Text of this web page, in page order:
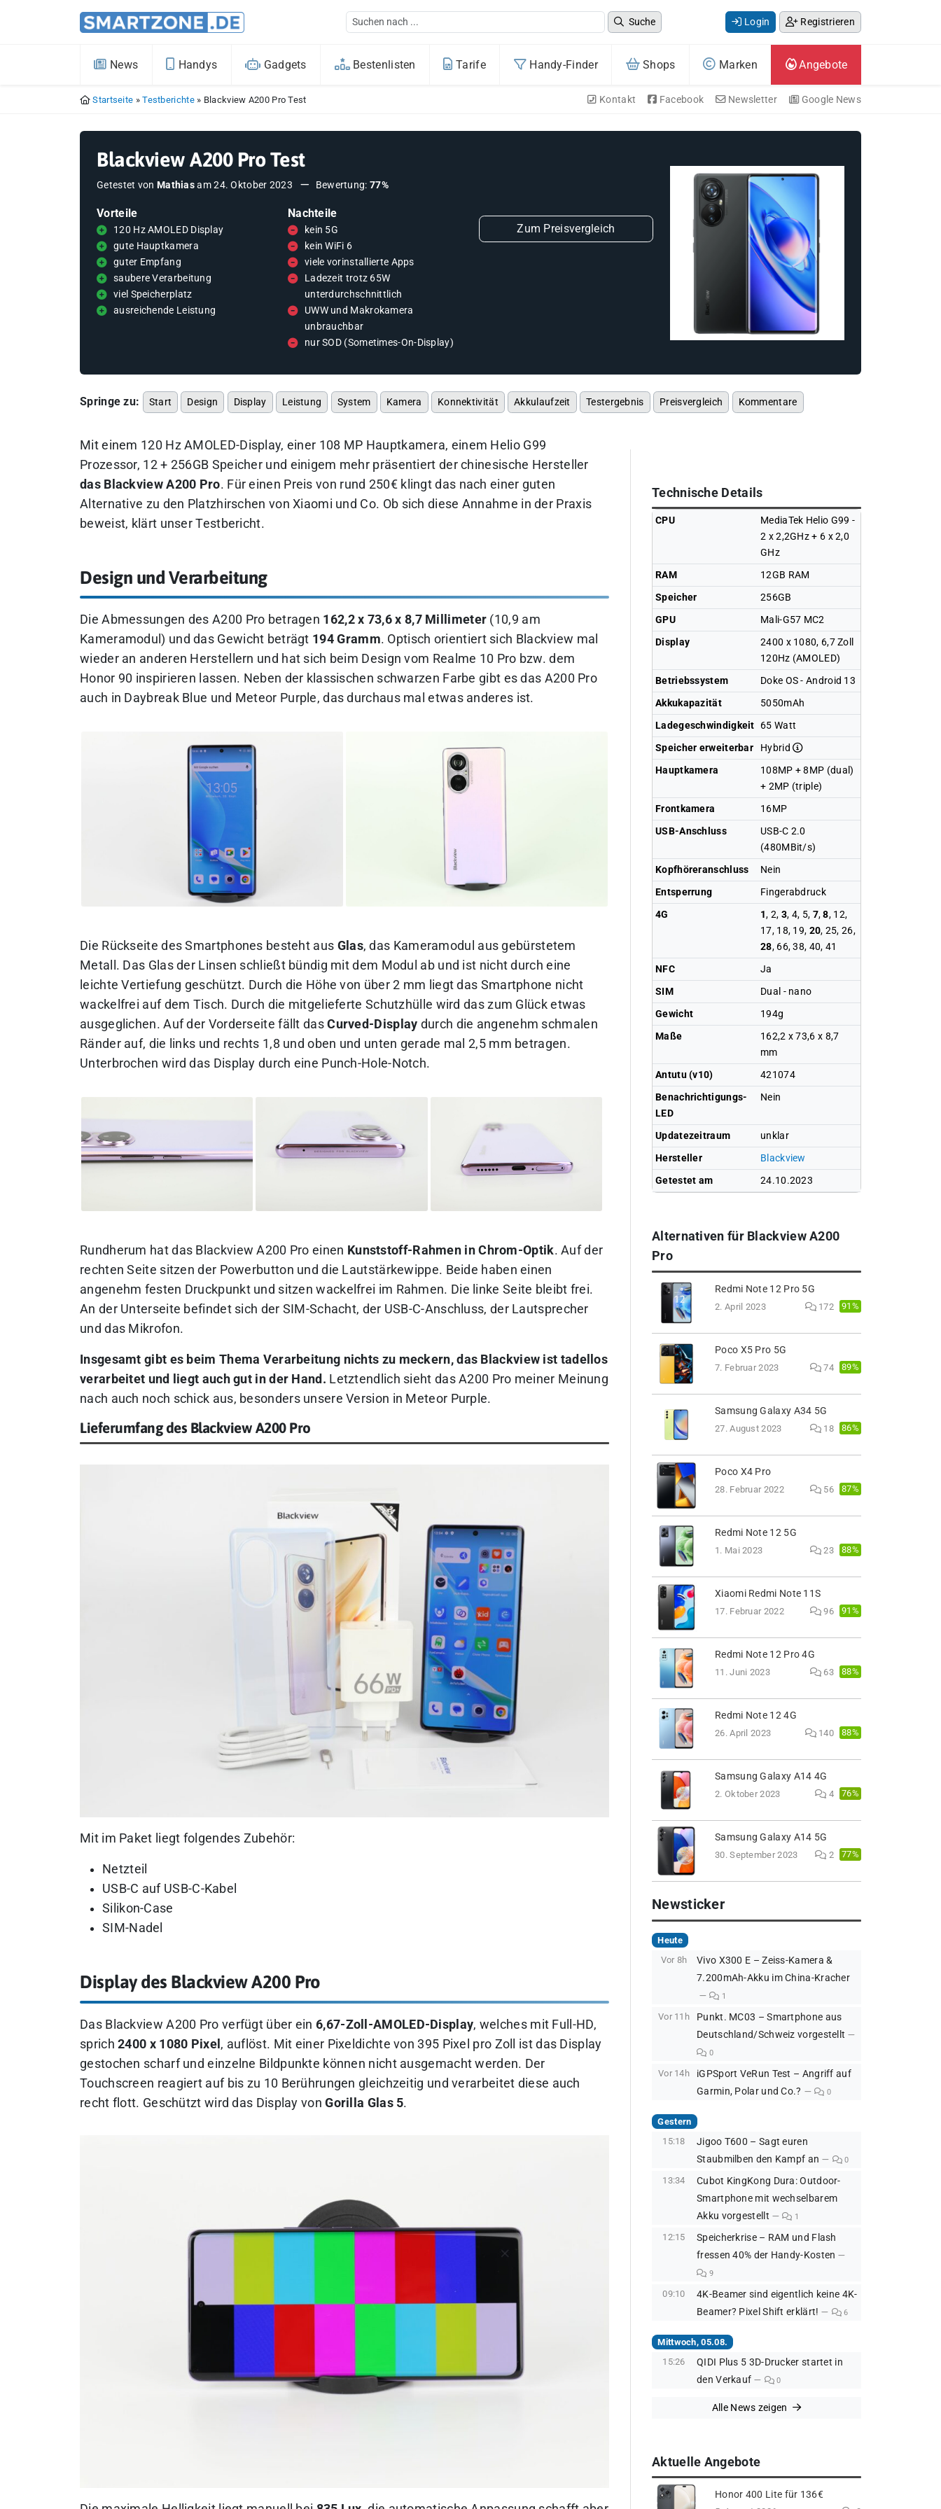
Suche Login Registrieren
News Handys Gadgets Bestenlisten Tarife Handy-Finder Shops Marken Angebote
Startseite »Testberichte» Blackview A200 Pro Test Kontakt Facebook Newsletter Google News
Blackview A200 Pro Test
Getestet von Mathiasam24. Oktober 2023 Bewertung: 77%
Vorteile
120 Hz AMOLED Display
gute Hauptkamera
guter Empfang
saubere Verarbeitung
viel Speicherplatz
ausreichende Leistung
Nachteile
kein 5G
kein WiFi 6
viele vorinstallierte Apps
Ladezeit trotz 65W
unterdurchschnittlich
UWW und Makrokamera
unbrauchbar
nur SOD (Sometimes-On-Display)
Zum Preisvergleich
Springe zu: Start Design Display Leistung System Kamera Konnektivität Akkulaufzeit Testergebnis Preisvergleich Kommentare
Mit einem 120 Hz AMOLED-Display, einer 108 MP Hauptkamera, einem Helio G99
Prozessor, 12 + 256GB Speicher und einigem mehr präsentiert der chinesische Hersteller
das Blackview A200 Pro. Für einen Preis von rund 250€ klingt das nach einer guten
Alternative zu den Platzhirschen von Xiaomi und Co. Ob sich diese Annahme in der Praxis
beweist, klärt unser Testbericht.
Design und Verarbeitung
Die Abmessungen des A200 Pro betragen 162,2 x 73,6 x 8,7 Millimeter (10,9 am
Kameramodul) und das Gewicht beträgt 194 Gramm. Optisch orientiert sich Blackview mal
wieder an anderen Herstellern und hat sich beim Design vom Realme 10 Pro bzw. dem
Honor 90 inspirieren lassen. Neben der klassischen schwarzen Farbe gibt es das A200 Pro
auch in Daybreak Blue und Meteor Purple, das durchaus mal etwas anderes ist.
Die Rückseite des Smartphones besteht aus Glas, das Kameramodul aus gebürstetem
Metall. Das Glas der Linsen schließt bündig mit dem Modul ab und ist nicht durch eine
leichte Vertiefung geschützt. Durch die Höhe von über 2 mm liegt das Smartphone nicht
wackelfrei auf dem Tisch. Durch die mitgelieferte Schutzhülle wird das zum Glück etwas
ausgeglichen. Auf der Vorderseite fällt dasCurved-Display durch die angenehm schmalen
Ränder auf, die links und rechts 1,8 und oben und unten gerade mal 2,5 mm betragen.
Unterbrochen wird das Display durch eine Punch-Hole-Notch.
Rundherum hat das Blackview A200 Pro einen Kunststoff-Rahmen in Chrom-Optik. Auf der
rechten Seite sitzen der Powerbutton und die Lautstärkewippe. Beide haben einen
angenehm festen Druckpunkt und sitzen wackelfrei im Rahmen. Die linke Seite bleibt frei.
An der Unterseite befindet sich der SIM-Schacht, der USB-C-Anschluss, der Lautsprecher
und das Mikrofon.
Insgesamt gibt es beim Thema Verarbeitung nichts zu meckern, das Blackview ist tadellos
verarbeitet und liegt auch gut in der Hand. Letztendlich sieht das A200 Pro meiner Meinung
nach auch noch schick aus, besonders unsere Version in Meteor Purple.
Lieferumfang des Blackview A200 Pro
Mit im Paket liegt folgendes Zubehör:
Netzteil
USB-C auf USB-C-Kabel
Silikon-Case
SIM-Nadel
Display des Blackview A200 Pro
Das Blackview A200 Pro verfügt über ein 6,67-Zoll-AMOLED-Display, welches mit Full-HD,
sprich2400 x 1080 Pixel , auflöst. Mit einer Pixeldichte von 395 Pixel pro Zoll ist das Display
gestochen scharf und einzelne Bildpunkte können nicht ausgemacht werden. Der
Touchscreen reagiert auf bis zu 10 Berührungen gleichzeitig und verarbeitet diese auch
recht flott. Geschützt wird das Display vonGorilla Glas 5.
Technische Details
CPU
MediaTek Helio G99 -
2 x 2,2GHz + 6 x 2,0
GHz
RAM
12GB RAM
Speicher
256GB
GPU
Mali-G57 MC2
Display
2400 x 1080, 6,7 Zoll
120Hz (AMOLED)
Betriebssystem
Doke OS - Android 13
Akkukapazität
5050mAh
Ladegeschwindigkeit 65 Watt
Speicher erweiterbar
Hybrid
Hauptkamera
108MP + 8MP (dual)
+ 2MP (triple)
Frontkamera
16MP
USB-Anschluss
USB-C 2.0
(480MBit/s)
Kopfhöreranschluss
Nein
Entsperrung
Fingerabdruck
4G
1, 2, 3, 4, 5, 7,8, 12,
17, 18, 19, 20, 25, 26,
28, 66, 38, 40, 41
NFC
Ja
SIM
Dual - nano
Gewicht
194g
Maße
162,2 x 73,6 x 8,7
mm
Antutu (v10)
421074
Benachrichtigungs-
LED
Nein
Updatezeitraum
unklar
Hersteller
Blackview
Getestet am
24.10.2023
Alternativen für Blackview A200
Pro
Redmi Note 12 Pro 5G
2. April 2023 172 91%
Poco X5 Pro 5G
7. Februar 2023 74 89%
Samsung Galaxy A34 5G
27. August 2023 18 86%
Poco X4 Pro
28. Februar 2022 56 87%
Redmi Note 12 5G
1. Mai 2023 23 88%
Xiaomi Redmi Note 11S
17. Februar 2022 96 91%
Redmi Note 12 Pro 4G
11. Juni 2023 63 88%
Redmi Note 12 4G
26. April 2023 140 88%
Samsung Galaxy A14 4G
2. Oktober 2023 4 76%
Samsung Galaxy A14 5G
30. September 2023 2 77%
Newsticker
Heute
Vor 8h
Vivo X300 E – Zeiss-Kamera &
7.200mAh-Akku im China-Kracher
1
Vor 11h
Punkt. MC03 – Smartphone aus
Deutschland/Schweiz vorgestellt
0
Vor 14h
iGPSport VeRun Test – Angriff auf
Garmin, Polar und Co.?
0
Gestern
15:18
Jigoo T600 – Sagt euren
Staubmilben den Kampf an
0
13:34
Cubot KingKong Dura: Outdoor-
Smartphone mit wechselbarem
Akku vorgestellt
1
12:15
Speicherkrise – RAM und Flash
fressen 40% der Handy-Kosten
9
09:10
4K-Beamer sind eigentlich keine 4K-
Beamer? Pixel Shift erklärt!
6
Mittwoch, 05.08.
15:26
QIDI Plus 5 3D-Drucker startet in
den Verkauf
0
Alle News zeigen
Aktuelle Angebote
Honor 400 Lite für 136€